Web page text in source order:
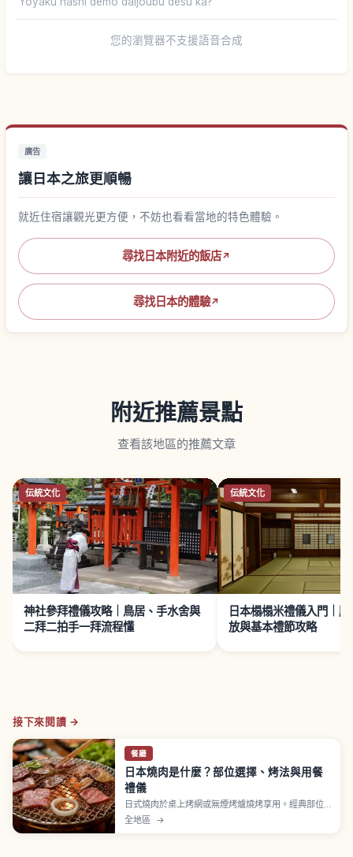
您的瀏覽器不支援語音合成
廣告
讓日本之旅更順暢
就近住宿讓觀光更方便，不妨也看看當地的特色體驗。
尋找日本附近的飯店↗
尋找日本的體驗↗
附近推薦景點
查看該地區的推薦文章
伝統文化
神社參拜禮儀攻略｜鳥居、手水舍與
二拜二拍手一拜流程懂
伝統文化
日本榻榻米禮儀入門｜
放與基本禮節攻略
接下來閱讀 →
餐廳
日本燒肉是什麼？部位選擇、烤法與用餐
禮儀
日式燒肉於桌上烤網或無煙烤爐燒烤享用。經典部位
為牛五花 karubi（腹部油脂香）、里肌 rōsu（背部
全地區 →